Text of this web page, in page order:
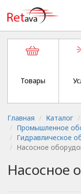
Товары
Главная Каталог
Промышленное
Гидравлическое
Насосное
Насосное